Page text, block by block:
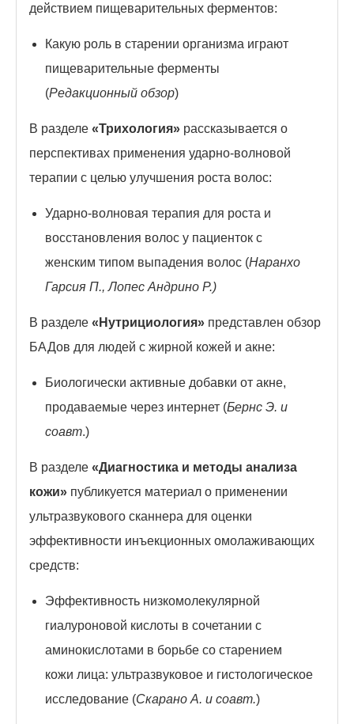
действием пищеварительных ферментов:
Какую роль в старении организма играют
пищеварительные ферменты
(Редакционный обзор)
В разделе«Трихология» рассказывается о
перспективах применения ударно-волновой
терапии с целью улучшения роста волос:
Ударно-волновая терапия для роста и
восстановления волос у пациенток с
женским типом выпадения волос (Наранхо
Гарсия П., Лопес Андрино Р.)
В разделе«Нутрициология» представлен обзор
БАДов для людей с жирной кожей и акне:
Биологически активные добавки от акне,
продаваемые через интернет (Бернс Э. и
соавт.)
В разделе«Диагностика и методы анализа
кожи» публикуется материал о применении
ультразвукового сканнера для оценки
эффективности инъекционных омолаживающих
средств:
Эффективность низкомолекулярной
гиалуроновой кислоты в сочетании с
аминокислотами в борьбе со старением
кожи лица: ультразвуковое и гистологическое
исследование (Скарано А. и соавт.)